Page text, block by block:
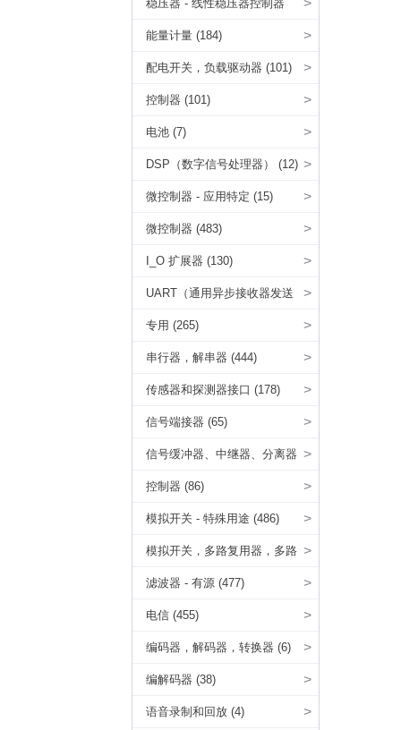
稳压器 - 线性稳压器控制器
(6)
>
能量计量 (184) >
配电开关，负载驱动器 (101) >
控制器 (101) >
电池 (7) >
DSP（数字信号处理器） (12) >
微控制器 - 应用特定 (15) >
微控制器 (483) >
I_O 扩展器 (130) >
UART（通用异步接收器发送
器） (11)
>
专用 (265) >
串行器，解串器 (444) >
传感器和探测器接口 (178) >
信号端接器 (65) >
信号缓冲器、中继器、分离器
(50)
>
控制器 (86) >
模拟开关 - 特殊用途 (486) >
模拟开关，多路复用器，多路
分解器 (3073)
>
滤波器 - 有源 (477) >
电信 (455) >
编码器，解码器，转换器 (6) >
编解码器 (38) >
语音录制和回放 (4) >